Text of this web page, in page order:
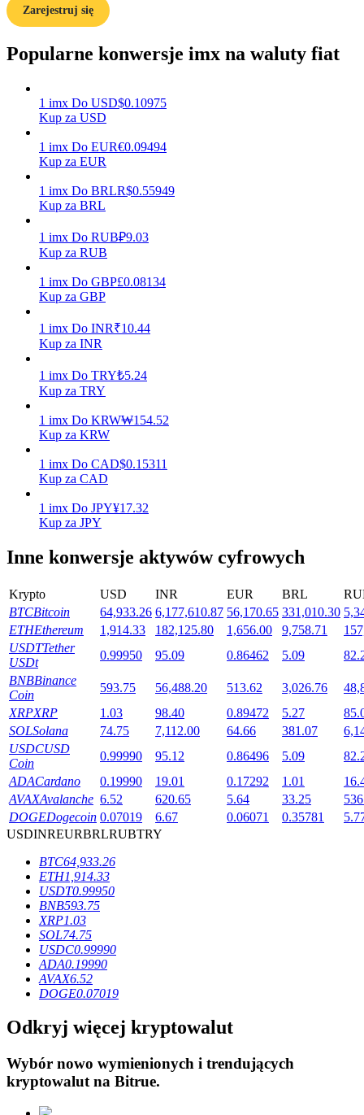
Mocna Świnka
Codziennie zdobywaj konkurencyjne nagrody
Stawianie
Wysokie zyski i natychmiastowy dostęp
Launchpool
Elastyczne stawianie zakładów, aby zarabiać na popularnych
tokenach
Ekskluzywne inwestycje dla posiadaczy BTR
Pożyczki
Usługa pożyczek wspieranych kryptowalutami
Zarejestruj się
Popularne konwersje imx na waluty fiat
1 imx Do USD$0.10975
Kup za USD
1 imx Do EUR€0.09494
Kup za EUR
1 imx Do BRLR$0.55949
Kup za BRL
1 imx Do RUB₽9.03
Kup za RUB
1 imx Do GBP£0.08134
Kup za GBP
1 imx Do INR₹10.44
Kup za INR
1 imx Do TRY₺5.24
Kup za TRY
1 imx Do KRW₩154.52
Kup za KRW
1 imx Do CAD$0.15311
Kup za CAD
1 imx Do JPY¥17.32
Kup za JPY
Inne konwersje aktywów cyfrowych
Krypto USD INR EUR BRL
BTCBitcoin 64,933.26 6,177,610.87 56,170.65 331,010.30
ETHEthereum 1,914.33 182,125.80 1,656.00 9,758.71
USDTTether
USDt
0.99950 95.09 0.86462 5.09
BNBBinance
Coin
593.75 56,488.20 513.62 3,026.76
XRPXRP 1.03 98.40 0.89472 5.27
SOLSolana 74.75 7,112.00 64.66 381.07
USDCUSD
Coin
0.99990 95.12 0.86496 5.09
ADACardano 0.19990 19.01 0.17292 1.01
AVAXAvalanche 6.52 620.65 5.64 33.25
DOGEDogecoin 0.07019 6.67 0.06071 0.35781
USDINREURBRLRUBTRY
BTC64,933.26
ETH1,914.33
USDT0.99950
BNB593.75
XRP1.03
SOL74.75
USDC0.99990
ADA0.19990
AVAX6.52
DOGE0.07019
Odkryj więcej kryptowalut
Wybór nowo wymienionych i trendujących
kryptowalut na Bitrue.